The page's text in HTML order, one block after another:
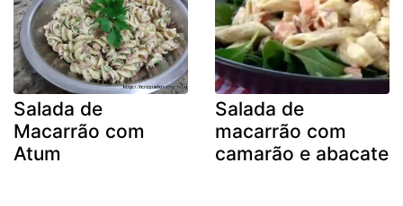
Salada de
Macarrão com
Atum
Salada de
macarrão com
camarão e abacate